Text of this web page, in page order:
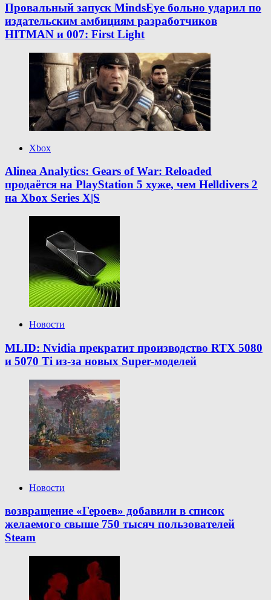
Провальный запуск MindsEye больно ударил по
издательским амбициям разработчиков
HITMAN и 007: First Light
Xbox
Alinea Analytics: Gears of War: Reloaded
продаётся на PlayStation 5 хуже, чем Helldivers 2
на Xbox Series X|S
Новости
MLID: Nvidia прекратит производство RTX 5080
и 5070 Ti из-за новых Super-моделей
Новости
возвращение «Героев» добавили в список
желаемого свыше 750 тысяч пользователей
Steam